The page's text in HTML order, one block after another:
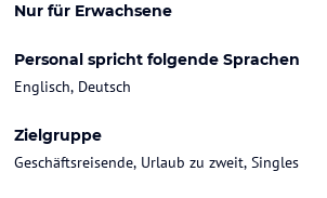
Nur für Erwachsene
Personal spricht folgende Sprachen
Englisch, Deutsch
Zielgruppe
Geschäftsreisende, Urlaub zu zweit, Singles